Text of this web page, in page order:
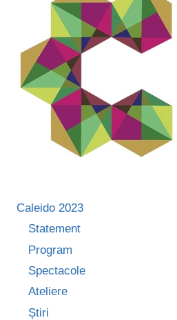
DE
TEATRU
INDEPENDENT
DIN
Caleido 2023
Statement
Program
Spectacole
Ateliere
Știri